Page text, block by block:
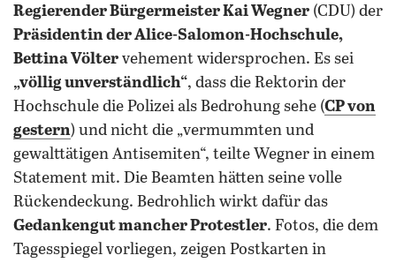
Regierender Bürgermeister Kai Wegner (CDU) der
Präsidentin der Alice-Salomon-Hochschule,
Bettina Völter vehement widersprochen. Es sei
„völlig unverständlich“, dass die Rektorin der
Hochschule die Polizei als Bedrohung sehe (CP von
gestern) und nicht die „vermummten und
gewalttätigen Antisemiten“, teilte Wegner in einem
Statement mit. Die Beamten hätten seine volle
Rückendeckung. Bedrohlich wirkt dafür das
Gedankengut mancher Protestler. Fotos, die dem
Tagesspiegel vorliegen, zeigen Postkarten in